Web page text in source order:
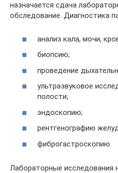
назначается сдача
обследование. Диагностика
анализ кала, мочи,
биопсию;
проведение
ультразвуковое
полости;
эндоскопию;
рентгенографию
фиброгастроскопию.
Лабораторные исследования